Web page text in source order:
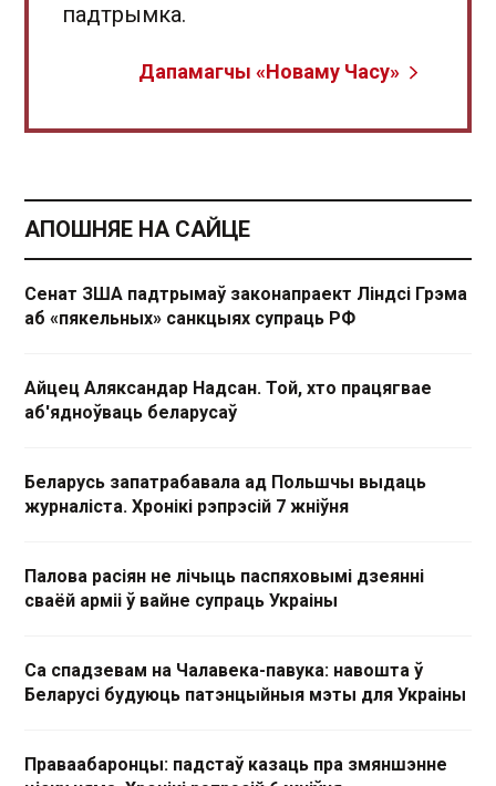
падтрымка.
Дапамагчы «Новаму Часу»
АПОШНЯЕ НА САЙЦЕ
Сенат ЗША падтрымаў законапраект Ліндсі Грэма
аб «пякельных» санкцыях супраць РФ
Айцец Аляксандар Надсан. Той, хто працягвае
аб'ядноўваць беларусаў
Беларусь запатрабавала ад Польшчы выдаць
журналіста. Хронікі рэпрэсій 7 жніўня
Палова расіян не лічыць паспяховымі дзеянні
сваёй арміі ў вайне супраць Украіны
Са спадзевам на Чалавека-павука: навошта ў
Беларусі будуюць патэнцыйныя мэты для Украіны
Праваабаронцы: падстаў казаць пра змяншэнне